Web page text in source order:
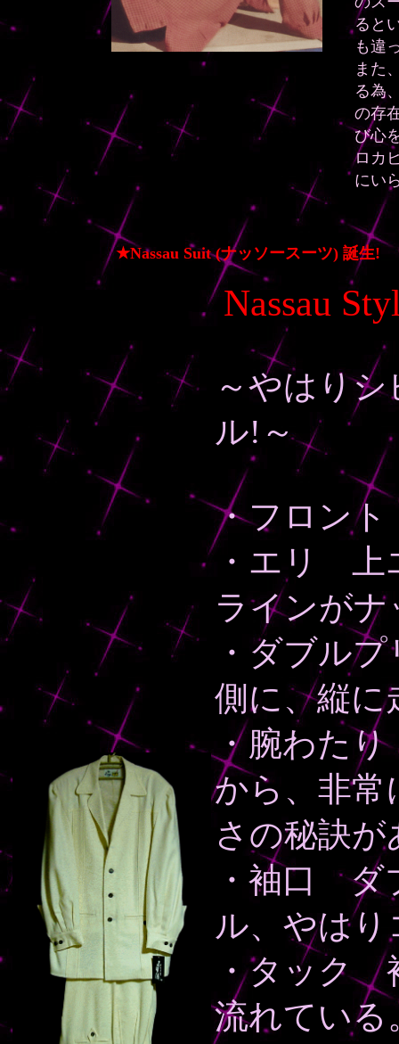
ると
も違
また
る為
の存
び心
ロカ
にい
★Nassau Suit (ナッソースーツ) 誕生
Nassau
～やはり
ル!～
・フロン
・エリ 上
ラインが
・ダブル
側に、縦
・腕わた
から、非常
さの秘訣が
・袖口 ダ
ル、やはり
・タック
流れている